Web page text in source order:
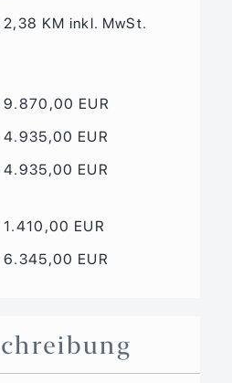
2,38 KM inkl. MwSt.
9.870,00 EUR
4.935,00 EUR
4.935,00 EUR
1.410,00 EUR
6.345,00 EUR